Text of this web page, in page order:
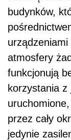
budynków,
atmosfery
funkcjonują
korzystania z
uruchomione,
przez cały
jedynie